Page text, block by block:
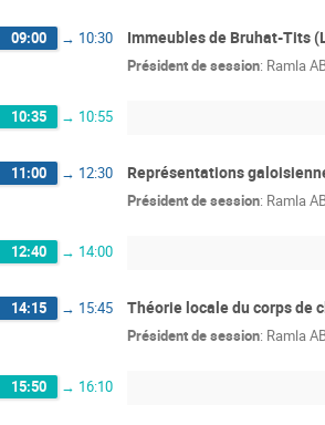
09:00 → 10:30 Immeubles de Bruhat-Tits
Président de session: Ramla
10:35 → 10:55
11:00 → 12:30 Représentations
Président de session: Ramla
12:40 → 14:00
14:15 → 15:45 Théorie locale du corps de
Président de session: Ramla
15:50 → 16:10